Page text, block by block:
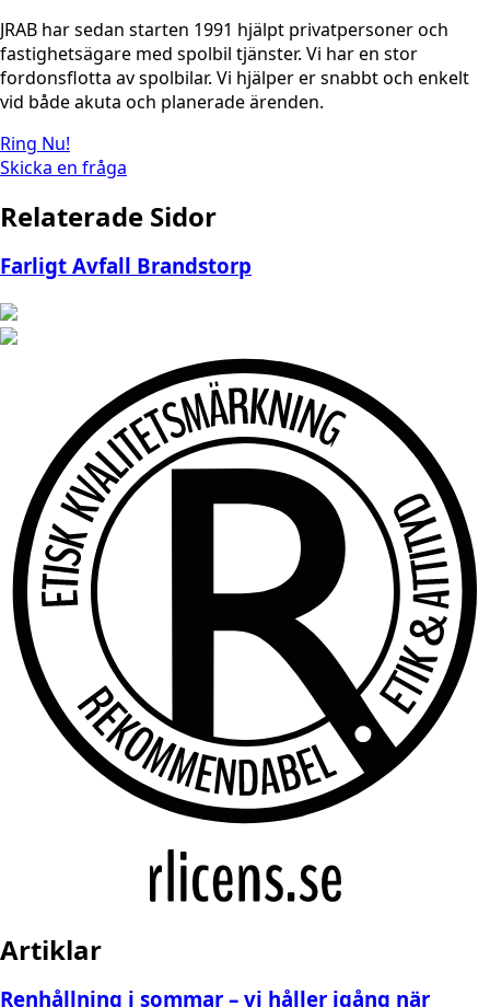
JRAB har sedan starten 1991 hjälpt privatpersoner och
fastighetsägare med spolbil tjänster. Vi har en stor
fordonsflotta av spolbilar. Vi hjälper er snabbt och enkelt
vid både akuta och planerade ärenden.
Ring Nu!
Skicka en fråga
Relaterade Sidor
Farligt Avfall Brandstorp
Artiklar
Renhållning i sommar – vi håller igång när